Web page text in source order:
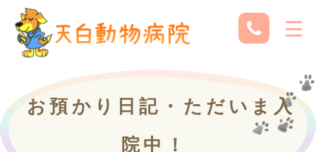
お預かり日記・ただいま入
院中！